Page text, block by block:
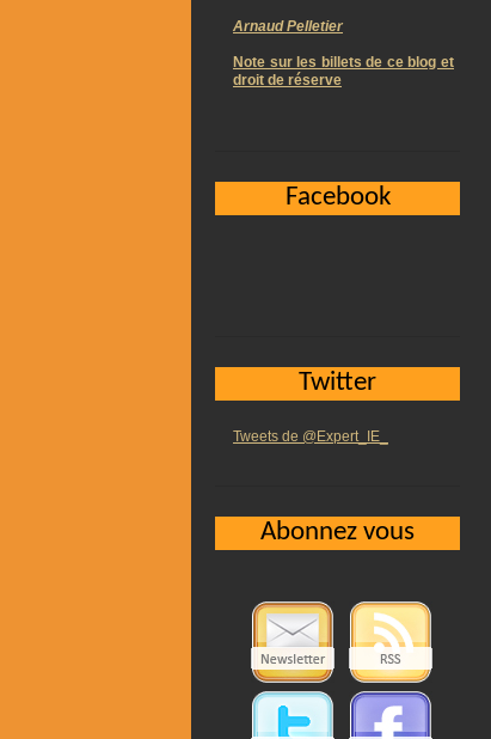
Arnaud Pelletier
Note sur les billets de ce blog et
droit de réserve
Facebook
Twitter
Tweets de @Expert_IE_
Abonnez vous